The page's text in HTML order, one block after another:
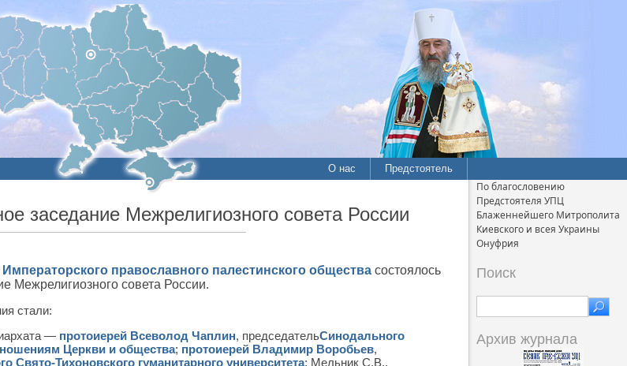
О нас Предстоятель
заседание Межрелигиозного совета России
Императорского православного палестинского общества состоялось
Межрелигиозного совета России.
стали:
— протоиерей Всеволод Чаплин, председательСинодального
Церкви и общества; протоиерей Владимир Воробьев,
Свято-Тихоновского гуманитарного университета; Мельник С.В.,
По благословению
Предстоятеля УПЦ
Блаженнейшего Митрополита
Киевского и всея Украины
Онуфрия
Поиск
Архив журнала